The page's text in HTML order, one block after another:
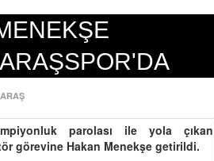
parolası ile yola çıkan
görevine Hakan Menekşe getirildi.